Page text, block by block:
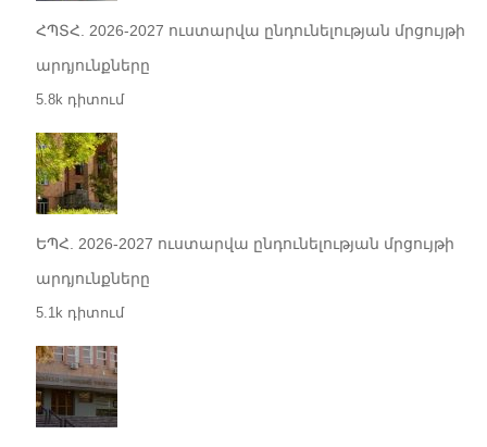
ՀՊՏՀ. 2026-2027 ուստարվա ընդունելության մրցույթի
արդյունքները
5.8k դիտում
ԵՊՀ. 2026-2027 ուստարվա ընդունելության մրցույթի
արդյունքները
5.1k դիտում